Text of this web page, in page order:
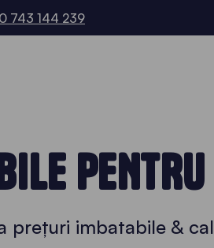
743 144 239
prețuri imbatabile &